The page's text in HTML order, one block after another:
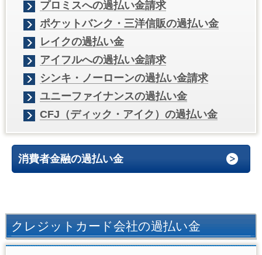
プロミスへの過払い金請求
ポケットバンク・三洋信販の過払い金
レイクの過払い金
アイフルへの過払い金請求
シンキ・ノーローンの過払い金請求
ユニーファイナンスの過払い金
CFJ（ディック・アイク）の過払い金
消費者金融の過払い金
クレジットカード会社の過払い金